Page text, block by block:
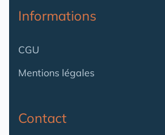
Informations
CGU
Mentions légales
Contact